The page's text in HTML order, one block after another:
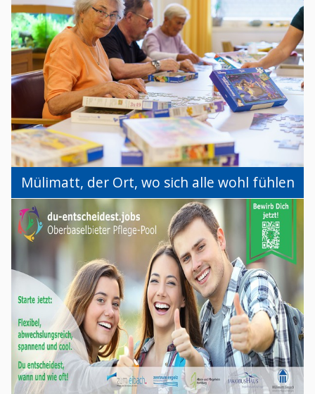
Mülimatt, der Ort, wo sich alle wohl fühlen